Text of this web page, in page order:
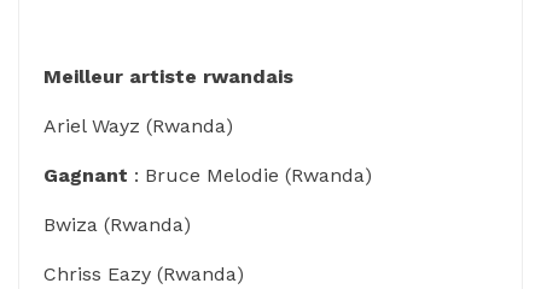
Meilleur artiste rwandais
Ariel Wayz (Rwanda)
Gagnant : Bruce Melodie (Rwanda)
Bwiza (Rwanda)
Chriss Eazy (Rwanda)